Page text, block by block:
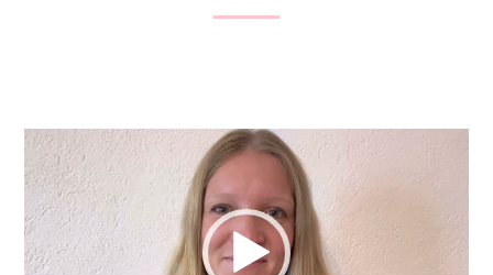
Video
přehrávač